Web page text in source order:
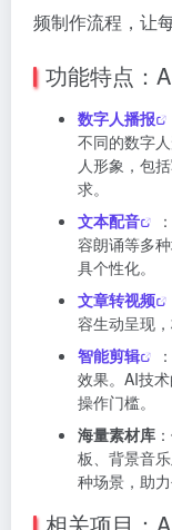
频制作流程，让
功能特点：
数字人播报
不同的数字
人形象，包
求。
文本配音
容朗诵等多
具个性化。
文章转视频
容生动呈现
智能剪辑
效果。AI技
操作门槛。
海量素材库
板、背景音
种场景，助